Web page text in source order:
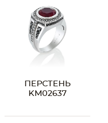
ПЕРСТЕНЬ
KM02637